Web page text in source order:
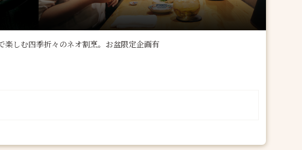
しむ四季折々のネオ割烹。お盆限定企画有